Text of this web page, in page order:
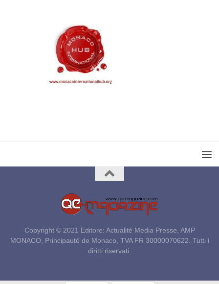
Copyright © 2021 Editore: Actualité Media Presse, AMP
MONACO, Principauté de Monaco, TVA FR 30000070622. Tutti i
diritti riservati.